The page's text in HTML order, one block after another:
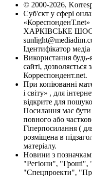
© 2000-2026,
Суб'єкт у сфері
ХАРКІВСЬКЕ ШОСЕ,
Ідентифікатор
Використання будь-
сайті,
Корреспондент.net.
При копіюванні
і світу» , для
відкрите для
Посилання має бути
повного або
Гіперпосилання (
розміщена в
матеріалу.
Новини з
"Регіони",
"Спецпроекти",